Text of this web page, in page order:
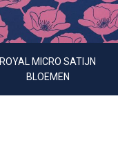
ROYAL MICRO SATIJN
BLOEMEN